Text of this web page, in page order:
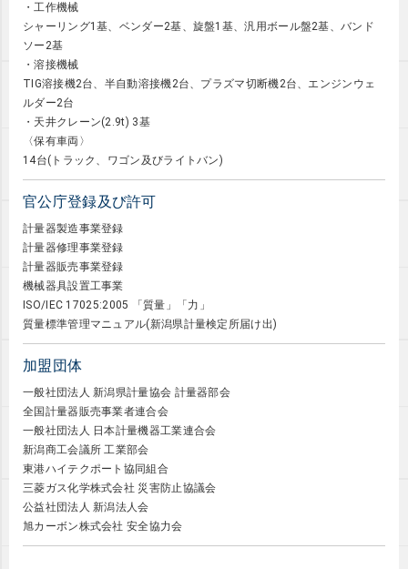
・工作機械
シャーリング1基、ベンダー2基、旋盤1基、汎用ボール盤2基、バンド
ソー2基
・溶接機械
TIG溶接機2台、半自動溶接機2台、プラズマ切断機2台、エンジンウェ
ルダー2台
・天井クレーン(2.9t) 3基
〈保有車両〉
14台(トラック、ワゴン及びライトバン)
官公庁登録及び許可
計量器製造事業登録
計量器修理事業登録
計量器販売事業登録
機械器具設置工事業
ISO/IEC 17025:2005 「質量」「力」
質量標準管理マニュアル(新潟県計量検定所届け出)
加盟団体
一般社団法人 新潟県計量協会 計量器部会
全国計量器販売事業者連合会
一般社団法人 日本計量機器工業連合会
新潟商工会議所 工業部会
東港ハイテクポート協同組合
三菱ガス化学株式会社 災害防止協議会
公益社団法人 新潟法人会
旭カーボン株式会社 安全協力会